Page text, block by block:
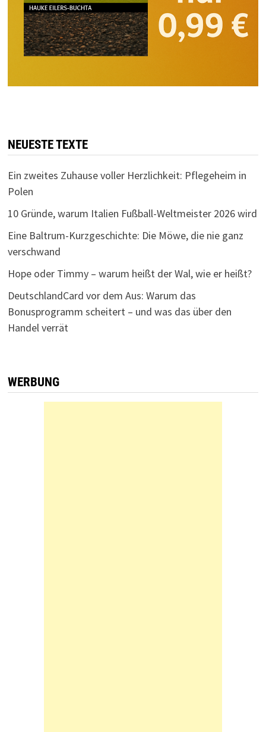
NEUESTE TEXTE
Ein zweites Zuhause voller Herzlichkeit: Pflegeheim in
Polen
10 Gründe, warum Italien Fußball-Weltmeister 2026 wird
Eine Baltrum-Kurzgeschichte: Die Möwe, die nie ganz
verschwand
Hope oder Timmy – warum heißt der Wal, wie er heißt?
DeutschlandCard vor dem Aus: Warum das
Bonusprogramm scheitert – und was das über den
Handel verrät
WERBUNG